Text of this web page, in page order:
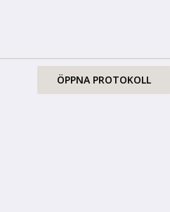
ÖPPNA PROTOKOLL